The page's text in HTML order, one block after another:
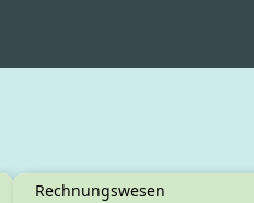
Rechnungswesen